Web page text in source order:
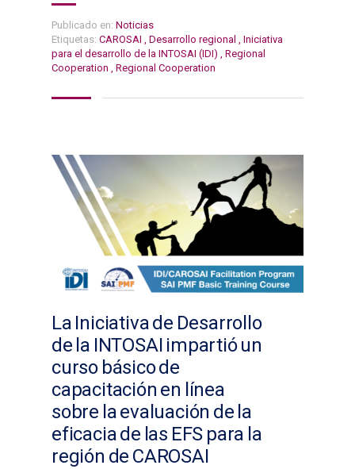
Publicado en: Noticias
Etiquetas: CAROSAI , Desarrollo regional , Iniciativa
para el desarrollo de la INTOSAI (IDI) , Regional
Cooperation , Regional Cooperation
La Iniciativa de Desarrollo
de la INTOSAI impartió un
curso básico de
capacitación en línea
sobre la evaluación de la
eficacia de las EFS para la
región de CAROSAI